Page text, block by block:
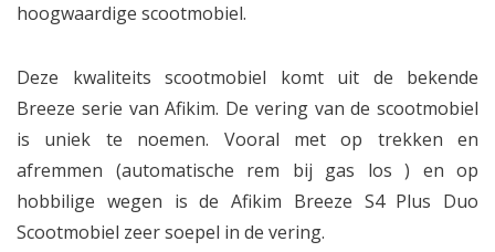
hoogwaardige scootmobiel.
Deze kwaliteits scootmobiel komt uit de bekende
Breeze serie van Afikim. De vering van de scootmobiel
is uniek te noemen. Vooral met op trekken en
afremmen (automatische rem bij gas los ) en op
hobbilige wegen is de Afikim Breeze S4 Plus Duo
Scootmobiel zeer soepel in de vering.